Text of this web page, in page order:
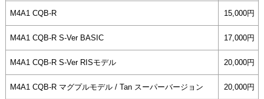
M4A1 CQB-R 15,000円
M4A1 CQB-R S-Ver BASIC 17,000円
M4A1 CQB-R S-Ver RISモデル 20,000円
M4A1 CQB-R マグプルモデル / Tan スーパーバージョン 20,000円